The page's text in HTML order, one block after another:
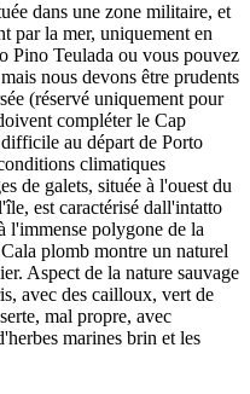
dans une zone militaire, et
par la mer, uniquement en
Pino Teulada ou vous pouvez
nous devons être prudents
(réservé uniquement pour
compléter le Cap
au départ de Porto
climatiques
de galets, située à l'ouest du
est caractérisé dall'intatto
l'immense polygone de la
plomb montre un naturel
Aspect de la nature sauvage
avec des cailloux, vert de
mal propre, avec
marines brin et les